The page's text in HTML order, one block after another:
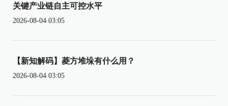
关键产业链自主可控水平
2026-08-04 03:05
【新知解码】菱方堆垛有什么用？
2026-08-04 03:05